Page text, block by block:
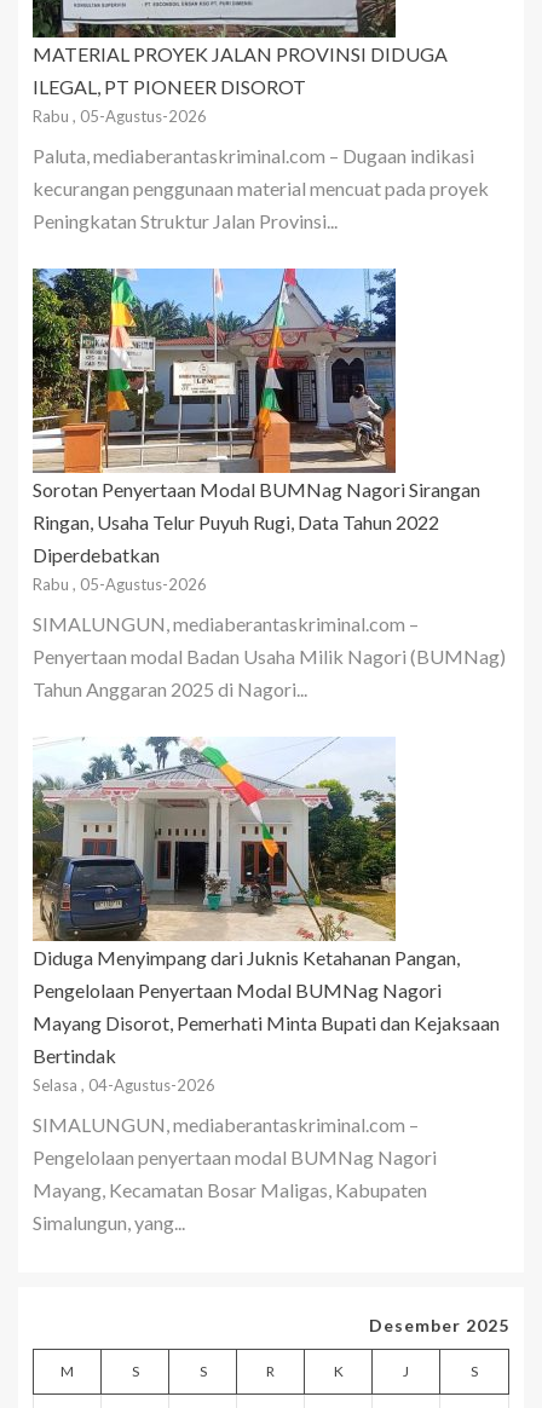
MATERIAL PROYEK JALAN PROVINSI DIDUGA
ILEGAL, PT PIONEER DISOROT
Rabu , 05-Agustus-2026
Paluta, mediaberantaskriminal.com – Dugaan indikasi
kecurangan penggunaan material mencuat pada proyek
Peningkatan Struktur Jalan Provinsi...
Sorotan Penyertaan Modal BUMNag Nagori Sirangan
Ringan, Usaha Telur Puyuh Rugi, Data Tahun 2022
Diperdebatkan
Rabu , 05-Agustus-2026
SIMALUNGUN, mediaberantaskriminal.com –
Penyertaan modal Badan Usaha Milik Nagori (BUMNag)
Tahun Anggaran 2025 di Nagori...
Diduga Menyimpang dari Juknis Ketahanan Pangan,
Pengelolaan Penyertaan Modal BUMNag Nagori
Mayang Disorot, Pemerhati Minta Bupati dan Kejaksaan
Bertindak
Selasa , 04-Agustus-2026
SIMALUNGUN, mediaberantaskriminal.com –
Pengelolaan penyertaan modal BUMNag Nagori
Mayang, Kecamatan Bosar Maligas, Kabupaten
Simalungun, yang...
Desember 2025
M S S R K J S